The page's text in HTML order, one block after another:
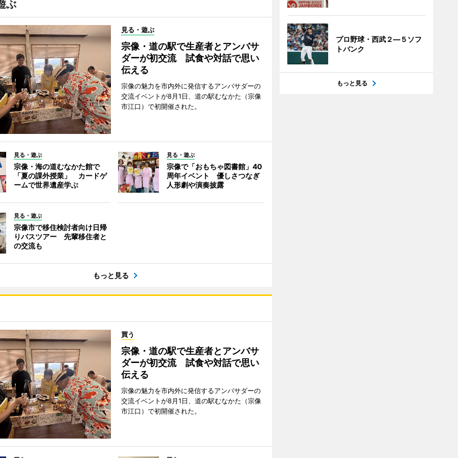
ぶ
見る・遊ぶ
宗像・道の駅で生産者とアンバサ
ダーが初交流 試食や対話で思い
伝える
宗像の魅力を市内外に発信するアンバサダーの
交流イベントが8月1日、道の駅むなかた（宗像
市江口）で初開催された。
見る・遊ぶ
宗像・海の道むなかた館で
「夏の課外授業」 カードゲ
ームで世界遺産学ぶ
見る・遊ぶ
宗像で「おもちゃ図書館」40
周年イベント 優しさつなぎ
人形劇や演奏披露
見る・遊ぶ
宗像市で移住検討者向け日帰
りバスツアー 先輩移住者と
の交流も
もっと見る
買う
宗像・道の駅で生産者とアンバサ
ダーが初交流 試食や対話で思い
伝える
宗像の魅力を市内外に発信するアンバサダーの
交流イベントが8月1日、道の駅むなかた（宗像
市江口）で初開催された。
プロ野球・西武２―５ソフ
トバンク
もっと見る